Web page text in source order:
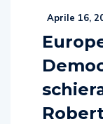
Aprile 16,